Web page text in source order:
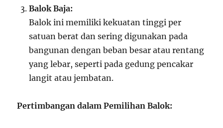
Balok Baja:
Balok ini memiliki kekuatan tinggi per
satuan berat dan sering digunakan pada
bangunan dengan beban besar atau rentang
yang lebar, seperti pada gedung pencakar
langit atau jembatan.
Pertimbangan dalam Pemilihan Balok: